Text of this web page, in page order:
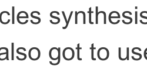
got to